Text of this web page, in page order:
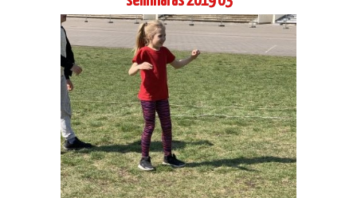
Pavasario dienos stovykla 2019